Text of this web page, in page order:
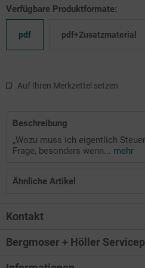
Verfügbare Produktformate:
pdf pdf+Zusatzmaterial
Auf Ihren Merkzettel setzen
Beschreibung
„Wozu muss ich eigentlich
Frage, besonders wenn... mehr
Ähnliche Artikel
Kontakt
Bergmoser + Höller